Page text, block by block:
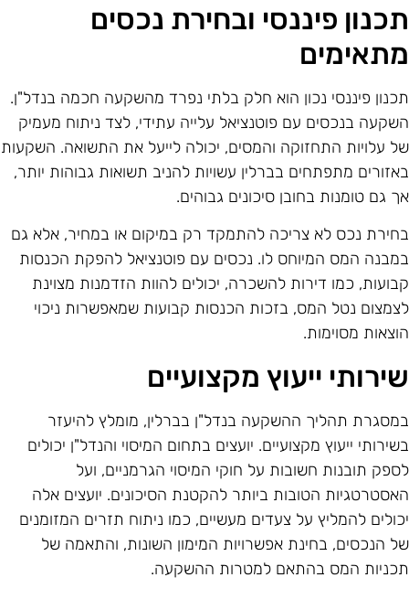
פיננסי ובחירת נכסים
פיננסי נכון הוא חלק בלתי נפרד מהשקעה חכמה בנדל"ן.
בנכסים עם פוטנציאל עלייה עתידי, לצד ניתוח מעמיק
עלויות התחזוקה והמסים, יכולה לייעל את התשואה. השקעות
מתפתחים בברלין עשויות להניב תשואות גבוהות יותר,
גם טומנות בחובן סיכונים גבוהים.
נכס לא צריכה להתמקד רק במיקום או במחיר, אלא גם
המס המיוחס לו. נכסים עם פוטנציאל להפקת הכנסות
כמו דירות להשכרה, יכולים להוות הזדמנות מצוינת
נטל המס, בזכות הכנסות קבועות שמאפשרות ניכוי
מסוימות.
ייעוץ מקצועיים
תהליך ההשקעה בנדל"ן בברלין, מומלץ להיעזר
ייעוץ מקצועיים. יועצים בתחום המיסוי והנדל"ן יכולים
תובנות חשובות על חוקי המיסוי הגרמניים, ועל
הטובות ביותר להקטנת הסיכונים. יועצים אלה
להמליץ על צעדים מעשיים, כמו ניתוח תזרים המזומנים
הנכסים, בחינת אפשרויות המימון השונות, והתאמה של
המס בהתאם למטרות ההשקעה.